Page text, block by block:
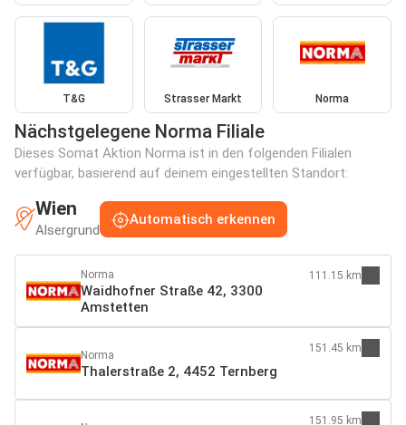
T&G Strasser Markt Norma
Nächstgelegene Norma Filiale
Dieses Somat Aktion Norma ist in den folgenden Filialen
verfügbar, basierend auf deinem eingestellten Standort:
Wien
Alsergrund
Automatisch erkennen
Norma
Waidhofner Straße 42, 3300
Amstetten
111.15 km
Norma
Thalerstraße 2, 4452 Ternberg
151.45 km
151.95 km